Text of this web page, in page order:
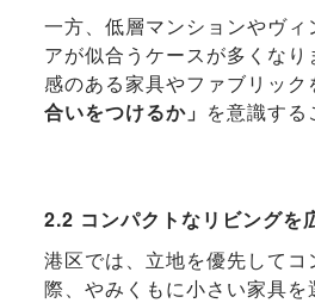
一方、低層マンションやヴ
アが似合うケースが多くな
感のある家具やファブリック
合いをつけるか」 を意識する
2.2 コンパクトなリビングを
港区では、立地を優先して
際、やみくもに小さい家具を